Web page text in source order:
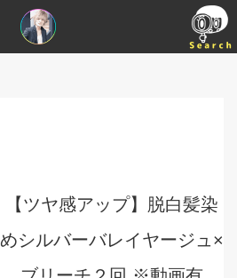
【ツヤ感アップ】脱白髪染
めシルバーバレイヤージュ×